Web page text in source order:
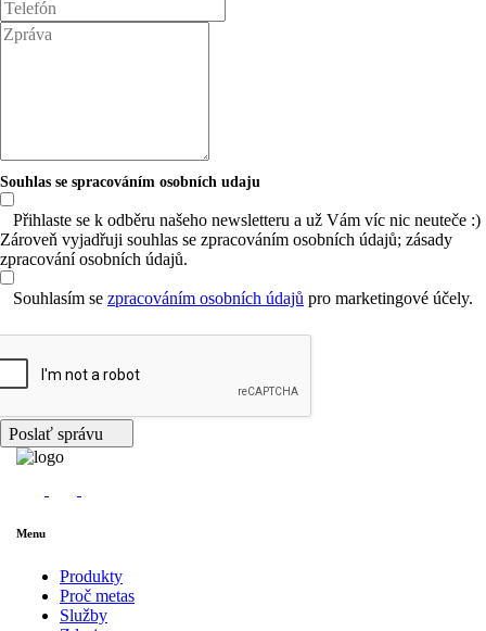
Souhlas se spracováním osobních udaju
Přihlaste se k odběru našeho newsletteru a už Vám víc nic neuteče :)
Zároveň vyjadřuji souhlas se zpracováním osobních údajů; zásady
zpracování osobních údajů.
Souhlasím se zpracováním osobních údajů pro marketingové účely.
Poslať správu
Menu
Produkty
Proč metas
Služby